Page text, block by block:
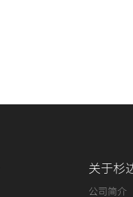
关于杉
公司简介